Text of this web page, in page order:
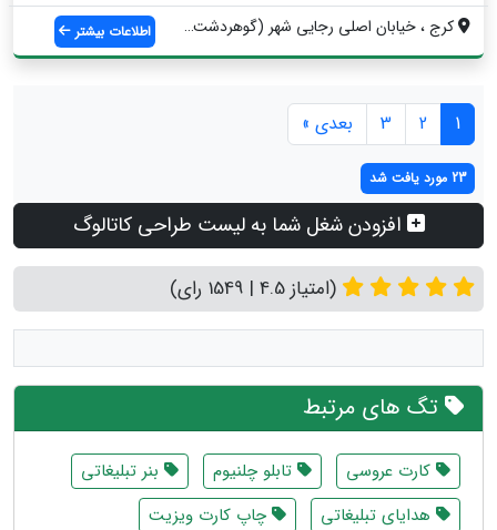
کرج ، خیابان اصلی رجایی شهر (گوهردشت) نب... اطلاعات بیشتر
1
2
3 بعدی »
23 مورد یافت شد
افزودن شغل شما به لیست طراحی کاتالوگ
(امتیاز 4.5 | 1549 رای)
تگ های مرتبط
کارت عروسی تابلو چلنیوم
بنر تبلیغاتی
هدایای تبلیغاتی
چاپ کارت ویزیت